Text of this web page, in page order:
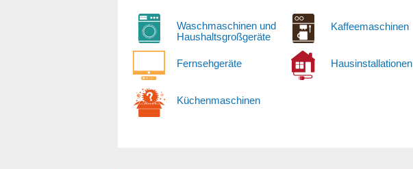
Waschmaschinen und
Haushaltsgroßgeräte
Kaffeemaschinen
Fernsehgeräte Hausinstallationen
Küchenmaschinen